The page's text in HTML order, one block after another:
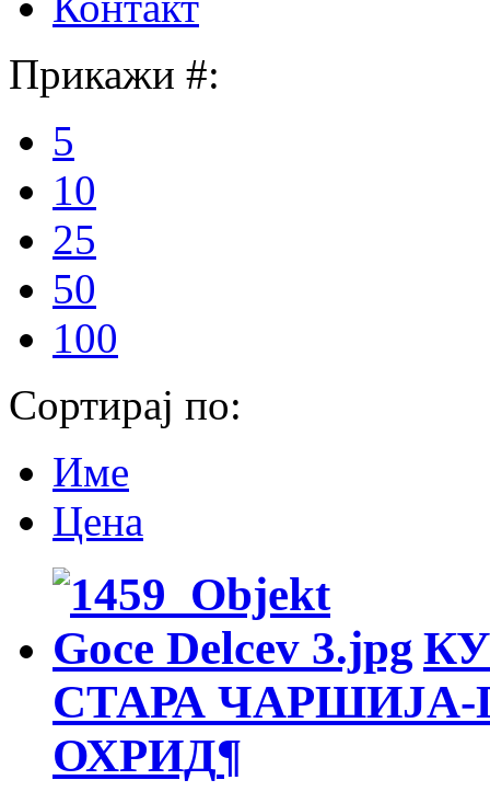
Прикажи #:
5
10
25
50
100
Сортирај по:
Име
Цена
СТАРА ЧАРШИЈА-
ОХРИД¶